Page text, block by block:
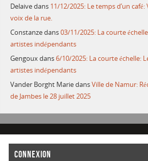
Delaivedans 11/12/2025: Le temps d’un
voix de la rue.
Constanzedans03/11/2025: La courte
artistes indépendants
Gengouxdans6/10/2025: La courte échelle:
artistes indépendants
Vander Borght MariedansVille de Namur:
de Jambes le 28 juillet 2025
CONNEXION